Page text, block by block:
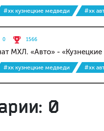
#хк кузнецкие медведи #хк
0 1566
МХЛ. «Авто» -
#хк кузнецкие медведи #хк
0